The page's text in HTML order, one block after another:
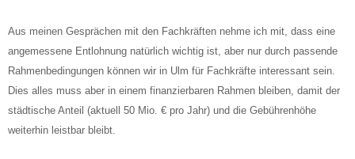
Aus meinen Gesprächen mit den Fachkräften nehme ich mit, dass eine
angemessene Entlohnung natürlich wichtig ist, aber nur durch passende
Rahmenbedingungen können wir in Ulm für Fachkräfte interessant sein.
Dies alles muss aber in einem finanzierbaren Rahmen bleiben, damit der
städtische Anteil (aktuell 50 Mio. € pro Jahr) und die Gebührenhöhe
weiterhin leistbar bleibt.